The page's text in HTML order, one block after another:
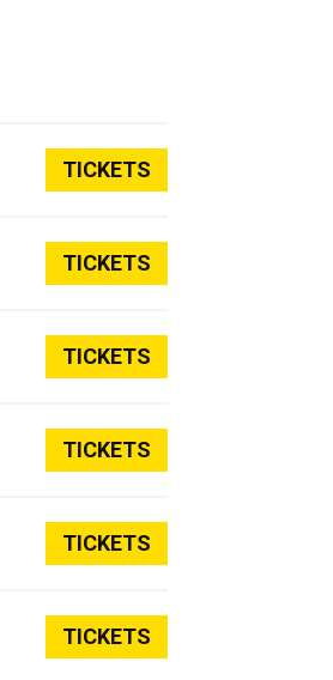
TICKETS
TICKETS
TICKETS
TICKETS
TICKETS
TICKETS